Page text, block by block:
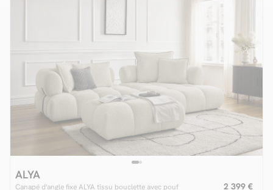
ALYA
Canapé d'angle fixe ALYA tissu bouclette avec pouf 2 399 €